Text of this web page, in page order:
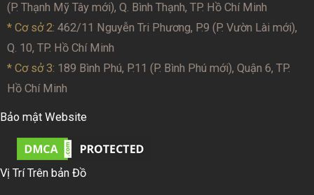
(P. Thạnh Mỹ Tây mới), Q. Bình Thạnh, TP. Hồ Chí Minh
* Cơ sở 2: 462/11 Nguyễn Tri Phương, P.9 (P. Vườn Lài mới),
Q. 10, TP. Hồ Chí Minh
* Cơ sở 3: 189 Bình Phú, P.11 (P. Bình Phú mới), Quận 6, TP.
Hồ Chí Minh
Bảo mật Website
Vị Trí Trên bản Đồ